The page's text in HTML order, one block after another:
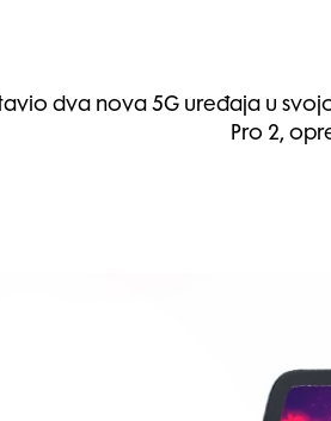
dva nova 5G uređaja u
Pro 2,